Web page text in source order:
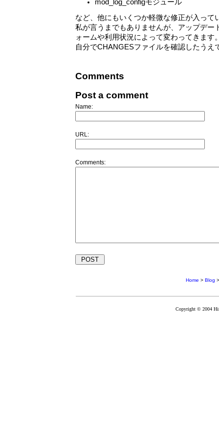
mod_log_configモジュール
など、他にもいくつか軽微な修正が入って
私が言うまでもありませんが、アップデー
ォームや利用状況によって変わってきます
自分でCHANGESファイルを確認したうえ
Comments
Post a comment
Name:
URL:
Comments:
Home > Blog
Copyright © 2004